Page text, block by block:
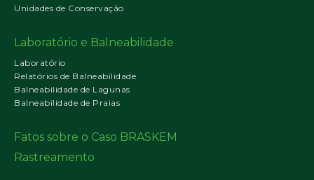
Unidades de Conservação
Laboratório e Balneabilidade
Laboratório
Relatórios de Balneabilidade
Balneabilidade de Lagunas
Balneabilidade de Praias
Fatos sobre o Caso BRASKEM
Rastreamento